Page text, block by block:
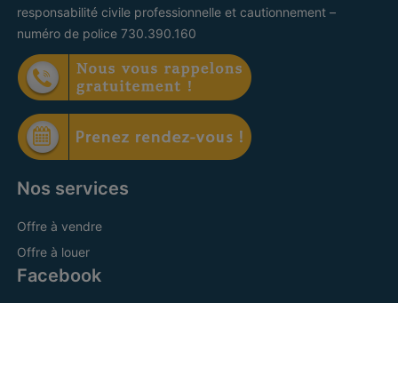
responsabilité civile professionnelle et cautionnement –
numéro de police 730.390.160
Nos services
Offre à vendre
Offre à louer
Facebook